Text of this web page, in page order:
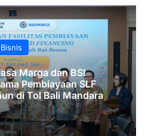
Bisnis
Marga dan BSI
Pembiayaan SLF
di Tol Bali Mandara‎‎